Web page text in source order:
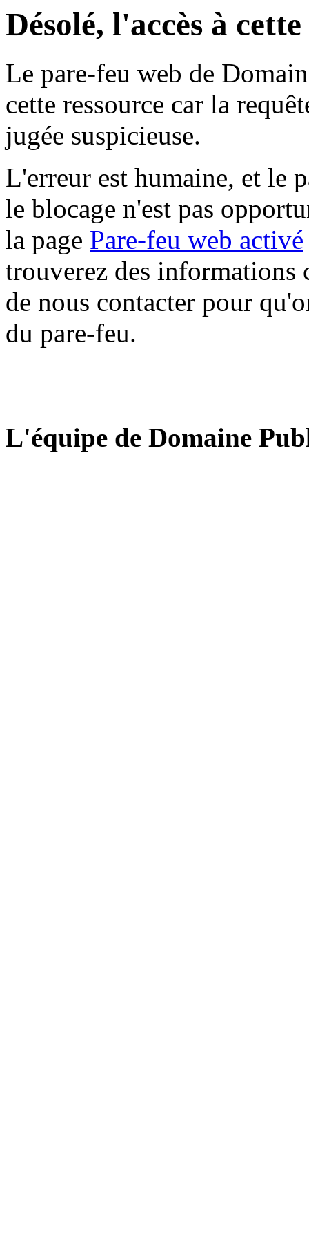
Désolé, l'accès à
Le pare-feu web de
cette ressource car la
jugée suspicieuse.
L'erreur est humaine, et le
le blocage n'est pas
la page Pare-feu web activé
trouverez des informations
de nous contacter pour
du pare-feu.
L'équipe de Domaine